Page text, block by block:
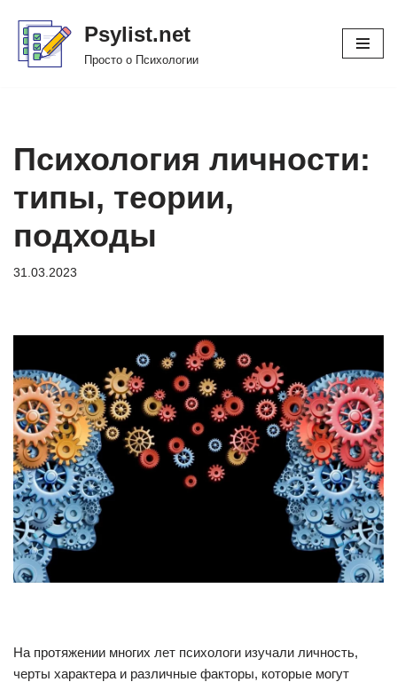
Перейти
Psylist.net
Просто о Психологии
Психология личности:
типы, теории,
подходы
31.03.2023
На протяжении многих лет психологи изучали личность,
черты характера и различные факторы, которые могут